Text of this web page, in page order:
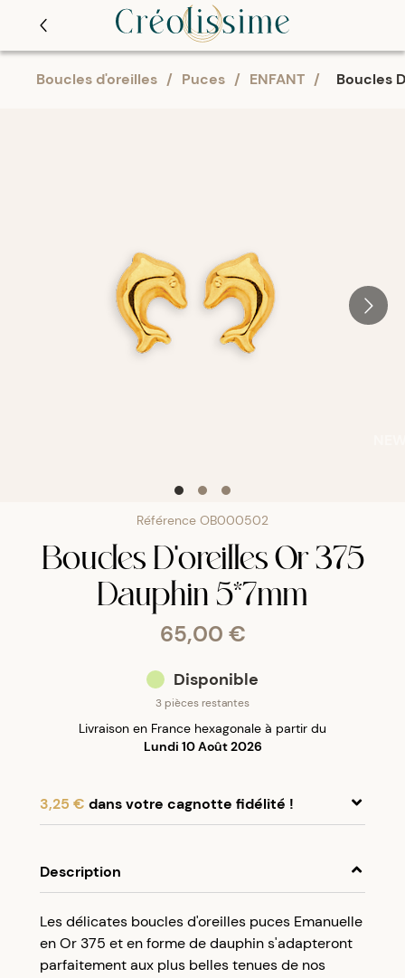
Boucles d'oreilles / Puces / ENFANT / Boucles
Référence OB000502
Boucles D'oreilles Or 375
Dauphin 5*7mm
65,00 €
Disponible
3 pièces restantes
Livraison en France hexagonale à partir du
Lundi 10 Août 2026
3,25 € dans votre cagnotte fidélité !
compte client et cumulez 5% de vos achats dans
votre cagnotte fidélité sans minimum d’achat.
Utilisez votre cagnotte de fidélité dès votre
Description
Les délicates boucles d'oreilles puces Emanuelle
en Or 375 et en forme de dauphin s'adapteront
parfaitement aux plus belles tenues de nos